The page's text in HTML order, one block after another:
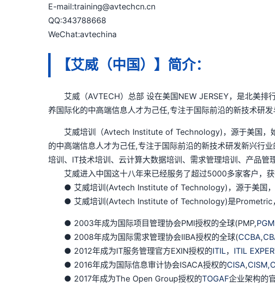
E-mail:training@avtechcn.cn
QQ:343788668
WeChat:avtechina
【艾威（中国）】简介：
艾威（AVTECH）总部 设在美国NEW JERSEY，是北美排
养国际化的中高端信息人才为己任,专注于国际前沿的新技术研发
艾威培训（Avtech Institute of Technology)，源于美国，始
的中高端信息人才为己任,专注于国际前沿的新技术研发新兴行
培训、IT技术培训、云计算大数据培训、需求管理培训、产品管
艾威进入中国这十八年来已经服务了超过5000多家客户，
● 艾威培训(Avtech Institute of Technology)，源于美国，
● 艾威培训(Avtech Institute of Technology)是Prometric，
● 2003年成为国际项目管理协会PMI授权的全球(PMP,
● 2008年成为国际需求管理协会IIBA授权的全球(CCBA,
● 2012年成为IT服务管理官方EXIN授权的ITIL， ITIL
● 2016年成为国际信息审计协会ISACA授权的CISA,CISM,
● 2017年成为The Open Group授权的TOGAF企业架构的